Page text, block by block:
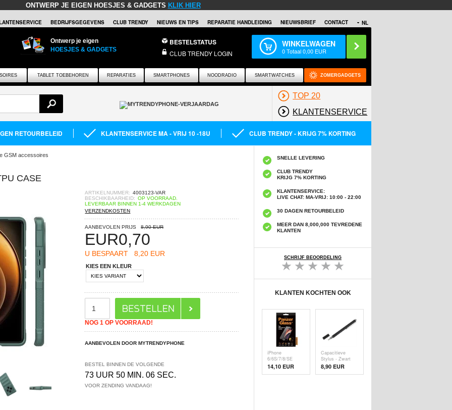
ONTWERP JE EIGEN HOESJES & GADGETS KLIK HIER
NL
BEDRIJFSGEGEVENS CLUB TRENDY NIEUWS EN TIPS REPARATIE HANDLEIDING NIEUWSBRIEF CONTACT
Ontwerp je eigen
HOESJES & GADGETS
BESTELSTATUS
CLUB TRENDY LOGIN
WINKELWAGEN
0Totaal0,00 EUR
TABLET TOEBEHOREN REPARATIES SMARTPHONES NOODRADIO SMARTWATCHES ZOMERGADGETS
TOP 20
KLANTENSERVICE
RETOURBELEID KLANTENSERVICE MA - VRIJ 10 -18U CLUB TRENDY - KRIJG 7% KORTING
GSM accessoires
CASE
ARTIKELNUMMER: 4003123-VAR
BESCHIKBAARHEID: OP VOORRAAD.
LEVERBAAR BINNEN 1-4 WERKDAGEN
VERZENDKOSTEN
AANBEVOLEN PRIJS 8,90 EUR
EUR0,70
U BESPAART 8,20 EUR
KIES EEN KLEUR
NOG 1 OP VOORRAAD!
AANBEVOLEN DOOR MYTRENDYPHONE
BESTEL BINNEN DE VOLGENDE
73 UUR 50 MIN. 06 SEC.
VOOR ZENDING VANDAAG!
SNELLE LEVERING
CLUB TRENDY
KRIJG 7% KORTING
KLANTENSERVICE:
LIVE CHAT: MA-VRIJ: 10:00 - 22:00
30 DAGEN RETOURBELEID
MEER DAN 8,000,000 TEVREDENE
KLANTEN
SCHRIJF BEOORDELING
KLANTEN KOCHTEN OOK
iPhone
6/6S/7/8/SE
(2020)/SE (
14,10 EUR
Capacitieve
Stylus - Zwart
8,90 EUR